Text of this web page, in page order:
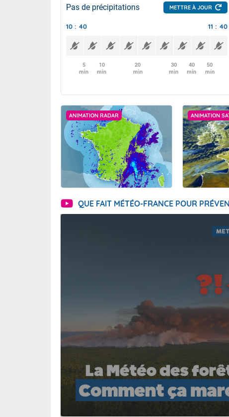
Pas de précipitations METTRE À JOUR
10 : 40 11 : 40
5
min
10
min
20
min
30
min
40
min
50
min
ANIMATION RADAR ANIMATION
QUE FAIT MÉTÉO-FRANCE POUR